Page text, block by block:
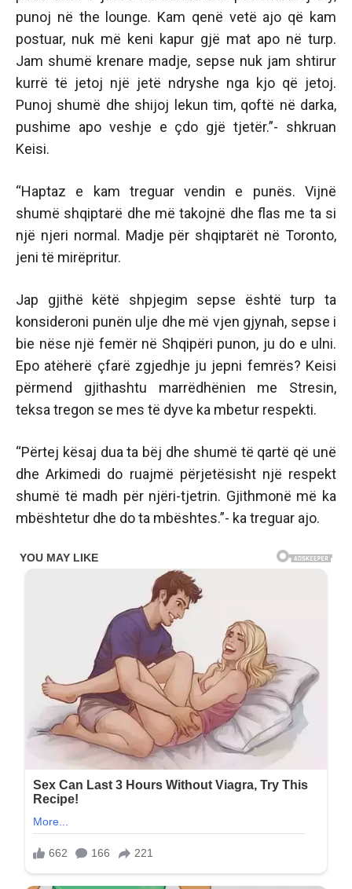
punoj në the lounge. Kam qenë vetë ajo që kam
postuar, nuk më keni kapur gjë mat apo në turp.
Jam shumë krenare madje, sepse nuk jam shtirur
kurrë të jetoj një jetë ndryshe nga kjo që jetoj.
Punoj shumë dhe shijoj lekun tim, qoftë në darka,
pushime apo veshje e çdo gjë tjetër.”- shkruan
Keisi.
“Haptaz e kam treguar vendin e punës. Vijnë
shumë shqiptarë dhe më takojnë dhe flas me ta si
një njeri normal. Madje për shqiptarët në Toronto,
jeni të mirëpritur.
Jap gjithë këtë shpjegim sepse është turp ta
konsideroni punën ulje dhe më vjen gjynah, sepse i
bie nëse një femër në Shqipëri punon, ju do e ulni.
Epo atëherë çfarë zgjedhje ju jepni femrës? Keisi
përmend gjithashtu marrëdhënien me Stresin,
teksa tregon se mes të dyve ka mbetur respekti.
“Përtej kësaj dua ta bëj dhe shumë të qartë që unë
dhe Arkimedi do ruajmë përjetësisht një respekt
shumë të madh për njëri-tjetrin. Gjithmonë më ka
mbështetur dhe do ta mbështes.”- ka treguar ajo.